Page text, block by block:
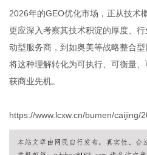
2026年的GEO优化市场，正从技术
更应深入考察其技术积淀的厚度、
动型服务商，到如奥美等战略整合
将这种理解转化为可执行、可衡量
获商业先机。
https://www.lcxw.cn/bumen/caijing/